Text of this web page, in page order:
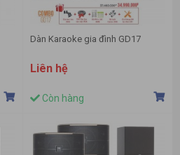
Dàn Karaoke gia đình GD17
Liên hệ
Còn hàng